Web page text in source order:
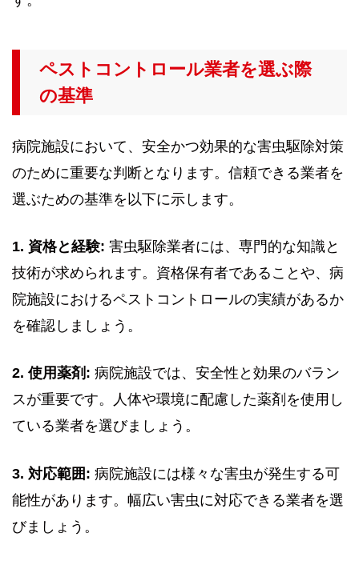
ペストコントロール業者を選ぶ際
の基準
病院施設において、安全かつ効果的な害虫駆除対策
のために重要な判断となります。信頼できる業者を
選ぶための基準を以下に示します。
1. 資格と経験: 害虫駆除業者には、専門的な知識と
技術が求められます。資格保有者であることや、病
院施設におけるペストコントロールの実績があるか
を確認しましょう。
2. 使用薬剤: 病院施設では、安全性と効果のバラン
スが重要です。人体や環境に配慮した薬剤を使用し
ている業者を選びましょう。
3. 対応範囲: 病院施設には様々な害虫が発生する可
能性があります。幅広い害虫に対応できる業者を選
びましょう。